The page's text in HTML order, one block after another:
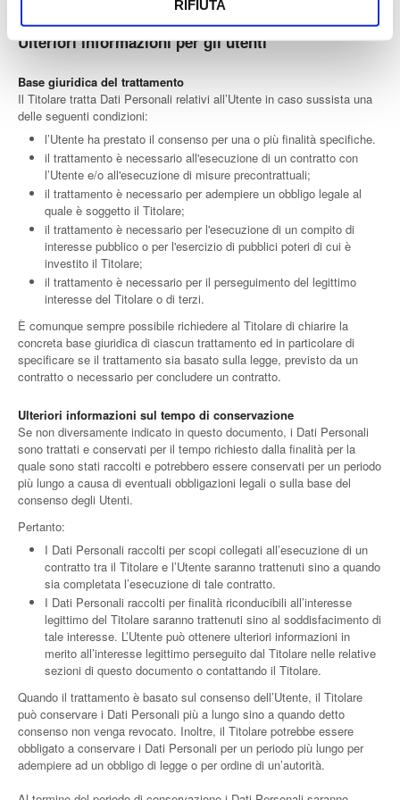
RIFIUTA
Ulteriori informazioni per gli utenti
Base giuridica del trattamento
Il Titolare tratta Dati Personali relativi all’Utente in caso sussista una
delle seguenti condizioni:
l’Utente ha prestato il consenso per una o più finalità specifiche.
il trattamento è necessario all'esecuzione di un contratto con
l’Utente e/o all'esecuzione di misure precontrattuali;
il trattamento è necessario per adempiere un obbligo legale al
quale è soggetto il Titolare;
il trattamento è necessario per l'esecuzione di un compito di
interesse pubblico o per l'esercizio di pubblici poteri di cui è
investito il Titolare;
il trattamento è necessario per il perseguimento del legittimo
interesse del Titolare o di terzi.
È comunque sempre possibile richiedere al Titolare di chiarire la
concreta base giuridica di ciascun trattamento ed in particolare di
specificare se il trattamento sia basato sulla legge, previsto da un
contratto o necessario per concludere un contratto.
Ulteriori informazioni sul tempo di conservazione
Se non diversamente indicato in questo documento, i Dati Personali
sono trattati e conservati per il tempo richiesto dalla finalità per la
quale sono stati raccolti e potrebbero essere conservati per un periodo
più lungo a causa di eventuali obbligazioni legali o sulla base del
consenso degli Utenti.
Pertanto:
I Dati Personali raccolti per scopi collegati all’esecuzione di un
contratto tra il Titolare e l’Utente saranno trattenuti sino a quando
sia completata l’esecuzione di tale contratto.
I Dati Personali raccolti per finalità riconducibili all’interesse
legittimo del Titolare saranno trattenuti sino al soddisfacimento di
tale interesse. L’Utente può ottenere ulteriori informazioni in
merito all’interesse legittimo perseguito dal Titolare nelle relative
sezioni di questo documento o contattando il Titolare.
Quando il trattamento è basato sul consenso dell’Utente, il Titolare
può conservare i Dati Personali più a lungo sino a quando detto
consenso non venga revocato. Inoltre, il Titolare potrebbe essere
obbligato a conservare i Dati Personali per un periodo più lungo per
adempiere ad un obbligo di legge o per ordine di un’autorità.